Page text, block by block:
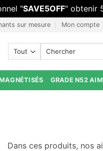
"SAVE5OFF" obtenir
sur mesure Mon compte
Rechercher:
GRADE N52
Dans ces produits, nos